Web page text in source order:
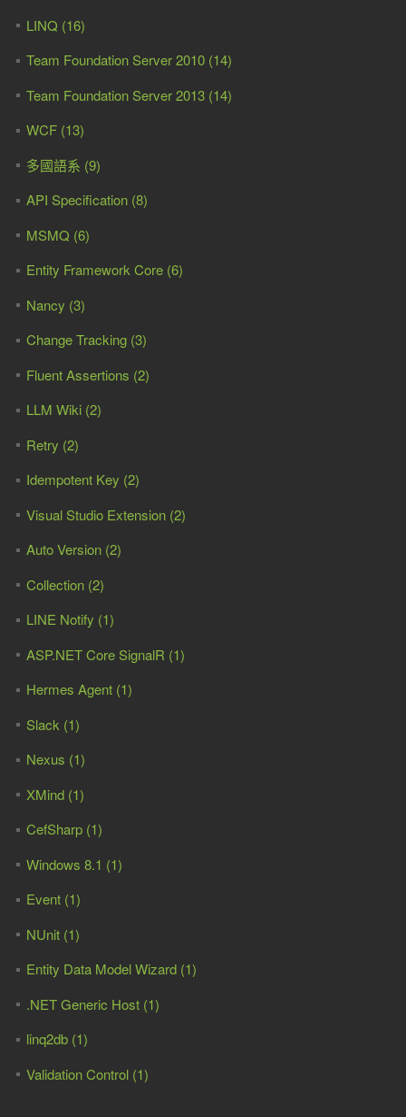
LINQ (16)
Team Foundation Server 2010 (14)
Team Foundation Server 2013 (14)
WCF (13)
多國語系 (9)
API Specification (8)
MSMQ (6)
Entity Framework Core (6)
Nancy (3)
Change Tracking (3)
Fluent Assertions (2)
LLM Wiki (2)
Retry (2)
Idempotent Key (2)
Visual Studio Extension (2)
Auto Version (2)
Collection (2)
LINE Notify (1)
ASP.NET Core SignalR (1)
Hermes Agent (1)
Slack (1)
Nexus (1)
XMind (1)
CefSharp (1)
Windows 8.1 (1)
Event (1)
NUnit (1)
Entity Data Model Wizard (1)
.NET Generic Host (1)
linq2db (1)
Validation Control (1)